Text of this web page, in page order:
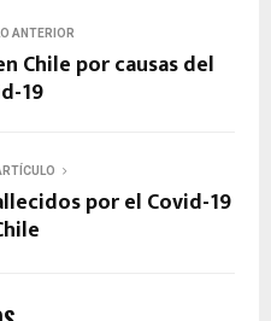
ANTERIOR
Chile por causas del
19
por el Covid-19